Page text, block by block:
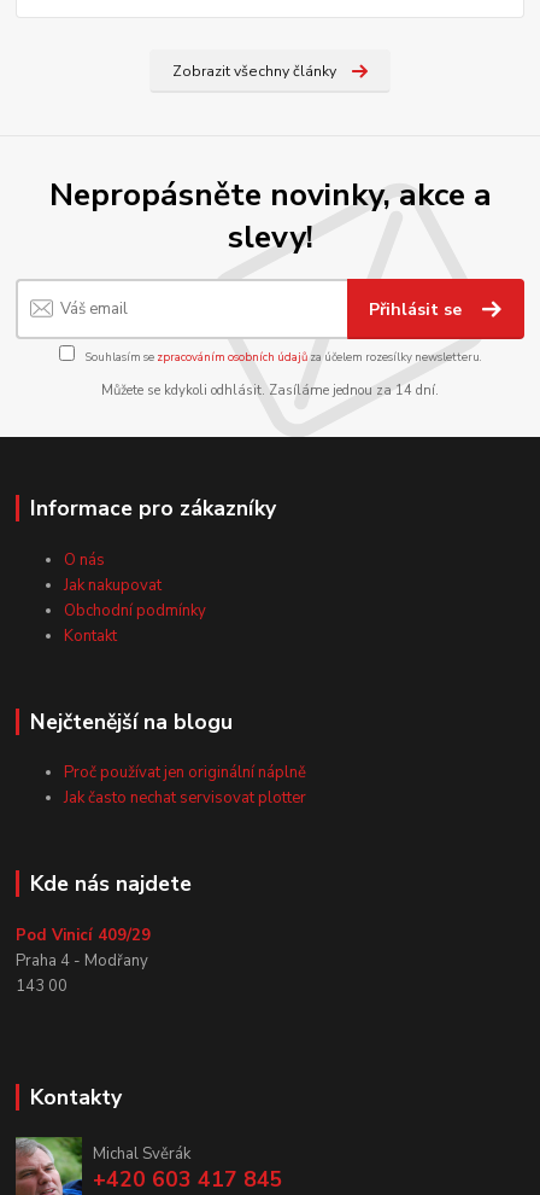
Zobrazit všechny články
Nepropásněte novinky, akce a
slevy!
Přihlásit se
Souhlasím se zpracováním osobních údajůza účelem rozesílky newsletteru.
Můžete se kdykoli odhlásit. Zasíláme jednou za 14 dní.
Informace pro zákazníky
O nás
Jak nakupovat
Obchodní podmínky
Kontakt
Nejčtenější na blogu
Proč používat jen originální náplně
Jak často nechat servisovat plotter
Kde nás najdete
Pod Vinicí 409/29
Praha 4 - Modřany
143 00
Kontakty
Michal Svěrák
+420 603 417 845